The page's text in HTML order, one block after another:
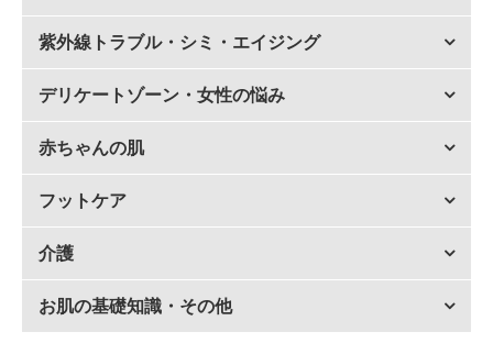
紫外線トラブル・シミ・エイジング
デリケートゾーン・女性の悩み
赤ちゃんの肌
フットケア
介護
お肌の基礎知識・その他